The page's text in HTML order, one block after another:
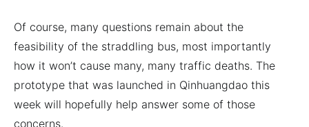
Of course, many questions remain about the
feasibility of the straddling bus, most importantly
how it won’t cause many, many traffic deaths. The
prototype that was launched in Qinhuangdao this
week will hopefully help answer some of those
concerns.